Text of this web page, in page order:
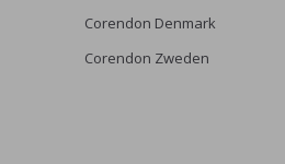
Corendon Denmark
Corendon Zweden